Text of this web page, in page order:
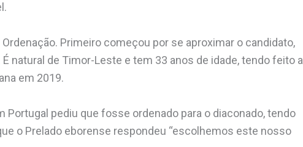
Primeiro começou por se aproximar o candidato,
natural de Timor-Leste e tem 33 anos de idade, tendo feito a
em 2019.
Portugal pediu que fosse ordenado para o diaconado, tendo
o Prelado eborense respondeu “escolhemos este nosso